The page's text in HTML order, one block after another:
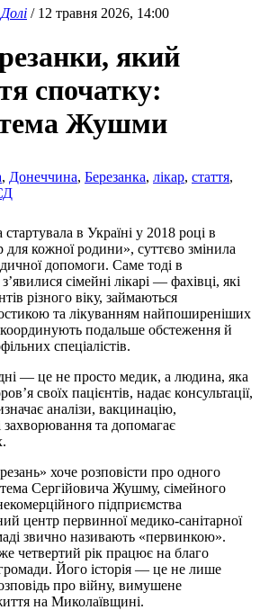
Долі / 12 травня 2026, 14:00
який
спочатку:
Жушми
, Донеччина, Березанка, лікар, стаття,
в Україні у 2018 році в
для кожної родини», суттєво змінила
допомоги. Саме тоді в
сімейні лікарі — фахівці, які
різного віку, займаються
та лікуванням найпоширеніших
подальше обстеження й
спеціалістів.
— це не просто медик, а людина, яка
своїх пацієнтів, надає консультації,
аналізи, вакцинацію,
та допомагає
хоче розповісти про одного
Сергійовича Жушму, сімейного
підприємства
центр первинної медико-санітарної
звично називають «первинкою».
четвертий рік працює на благо
Його історія — це не лише
про війну, вимушене
на Миколаївщині.